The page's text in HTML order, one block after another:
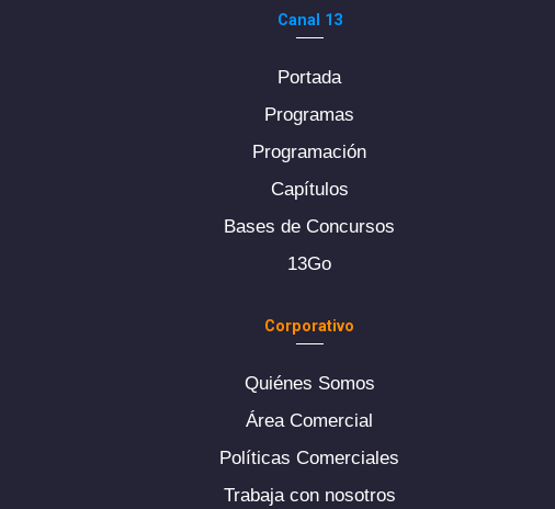
Canal 13
Portada
Programas
Programación
Capítulos
Bases de Concursos
13Go
Corporativo
Quiénes Somos
Área Comercial
Políticas Comerciales
Trabaja con nosotros